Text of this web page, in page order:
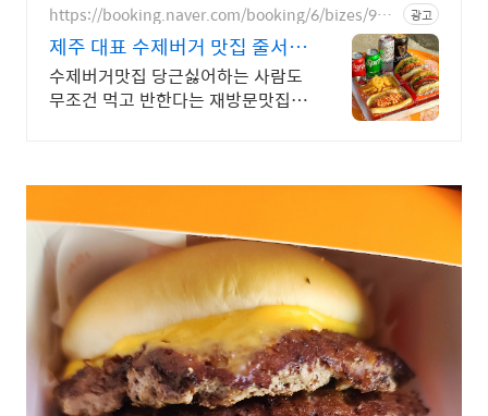
https://booking.naver.com/booking/6/bizes/948
059
광고
제주 대표 수제버거 맛집 줄서지
말고 네이버주문하세요
수제버거맛집 당근싫어하는 사람도
무조건 먹고 반한다는 재방문맛집